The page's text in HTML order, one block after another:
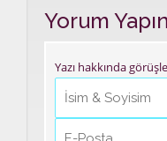
Yorum Yapın
Yazı hakkında